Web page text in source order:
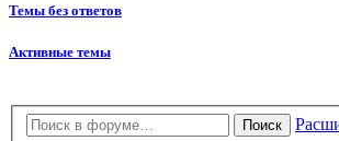
Темы без ответов
Активные темы
Поиск